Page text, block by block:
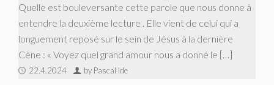
Quelle est bouleversante cette parole que nous donne à
entendre la deuxième lecture . Elle vient de celui qui a
longuement reposé sur le sein de Jésus à la dernière
Cène : « Voyez quel grand amour nous a donné le […]
22.4.2024 by Pascal Ide